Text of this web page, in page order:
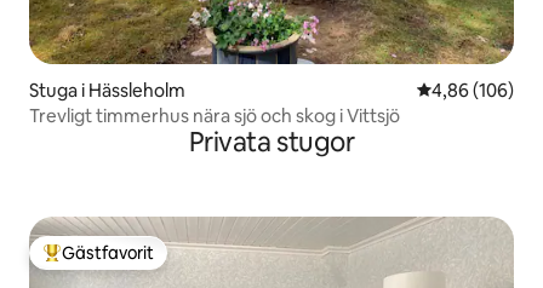
Stuga i Hässleholm 4,86 av 5 i
4,86 (106)
Trevligt timmerhus nära sjö och skog i Vittsjö
Privata stugor
Populär gästfavorit
Gästfavorit